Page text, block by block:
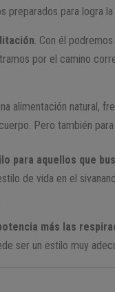
preparados para logra
. Con él
por el camino
alimentación natural,
Pero también
para aquellos que
de vida en el
más las
ser un estilo muy